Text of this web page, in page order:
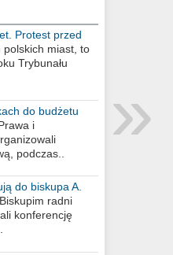
Protest przed
polskich miast, to
Trybunału
do budżetu
i
podczas..
do biskupa A.
radni
konferencję
»